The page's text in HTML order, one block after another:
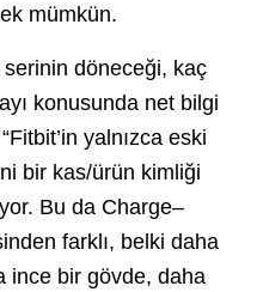
mümkün.
döneceği, kaç
konusunda net bilgi
yalnızca eski
bir kas/ürün kimliği
Bu da Charge–
farklı, belki daha
ince bir gövde, daha